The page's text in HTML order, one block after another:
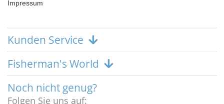
Impressum
Kunden Service
Fisherman's World
Noch nicht genug?
Folgen Sie uns auf: